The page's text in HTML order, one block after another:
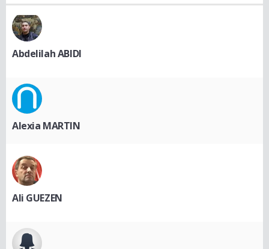
Abdelilah ABIDI
Alexia MARTIN
Ali GUEZEN